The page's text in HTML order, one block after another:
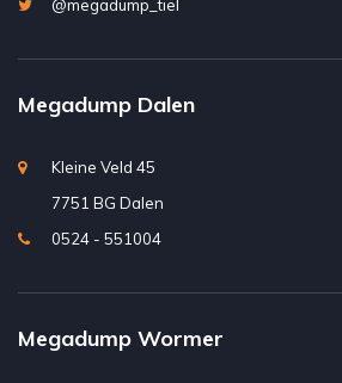
@megadump_tiel
Megadump Dalen
Kleine Veld 45
7751 BG Dalen
0524 - 551004
Megadump Wormer